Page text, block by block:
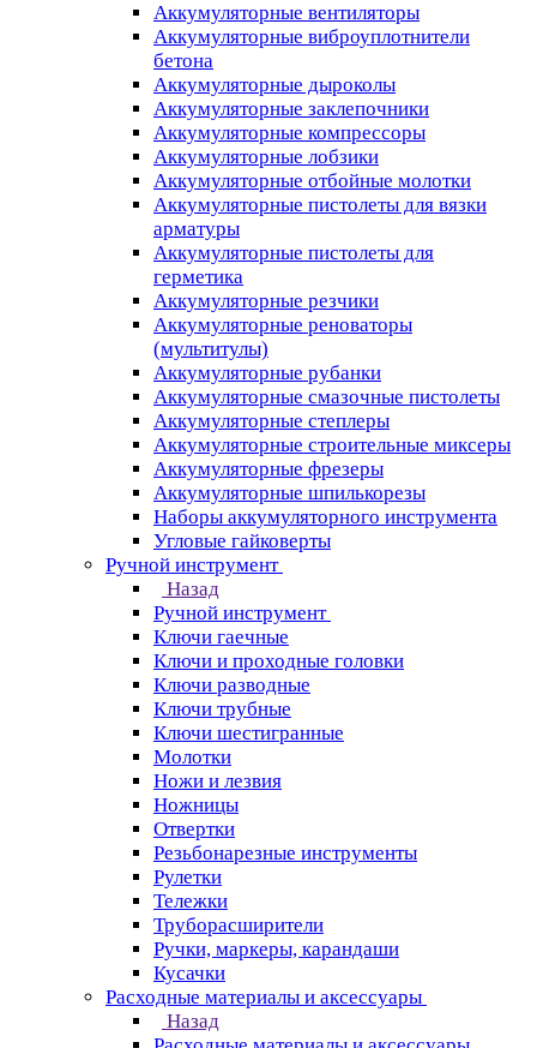
Аккумуляторные вентиляторы
Аккумуляторные виброуплотнители
бетона
Аккумуляторные дыроколы
Аккумуляторные заклепочники
Аккумуляторные компрессоры
Аккумуляторные лобзики
Аккумуляторные отбойные молотки
Аккумуляторные пистолеты для вязки
арматуры
Аккумуляторные пистолеты для
герметика
Аккумуляторные резчики
Аккумуляторные реноваторы
(мультитулы)
Аккумуляторные рубанки
Аккумуляторные смазочные пистолеты
Аккумуляторные степлеры
Аккумуляторные строительные миксеры
Аккумуляторные фрезеры
Аккумуляторные шпилькорезы
Наборы аккумуляторного инструмента
Угловые гайковерты
Ручной инструмент
Назад
Ручной инструмент
Ключи гаечные
Ключи и проходные головки
Ключи разводные
Ключи трубные
Ключи шестигранные
Молотки
Ножи и лезвия
Ножницы
Отвертки
Резьбонарезные инструменты
Рулетки
Тележки
Труборасширители
Ручки, маркеры, карандаши
Кусачки
Расходные материалы и аксессуары
Назад